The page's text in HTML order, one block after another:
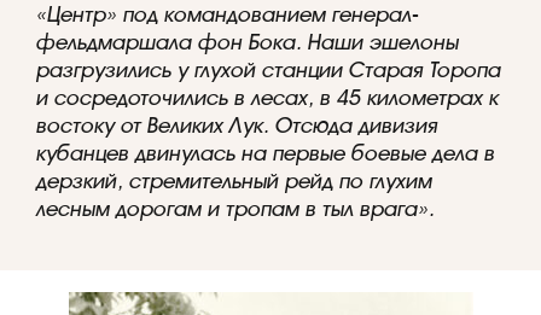
«Центр» под командованием генерал-
фельдмаршала фон Бока. Наши эшелоны
разгрузились у глухой станции Старая Торопа
и сосредоточились в лесах, в 45 километрах к
востоку от Великих Лук. Отсюда дивизия
кубанцев двинулась на первые боевые дела в
дерзкий, стремительный рейд по глухим
лесным дорогам и тропам в тыл врага».